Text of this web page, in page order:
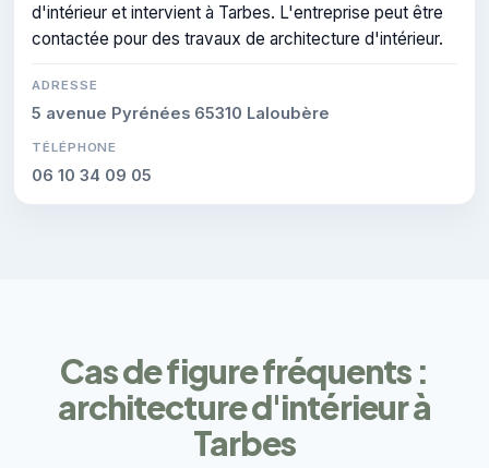
d'intérieur et intervient à Tarbes. L'entreprise peut être
contactée pour des travaux de architecture d'intérieur.
ADRESSE
5 avenue Pyrénées 65310 Laloubère
TÉLÉPHONE
06 10 34 09 05
Cas de figure fréquents :
architecture d'intérieur à
Tarbes